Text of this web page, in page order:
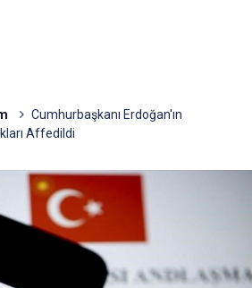
Cumhurbaşkanı Erdoğan'ın
Affedildi